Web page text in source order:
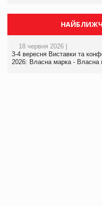
18 червня 2026 |
3-4 вересня Виставки та
2026: Власна марка - Власна